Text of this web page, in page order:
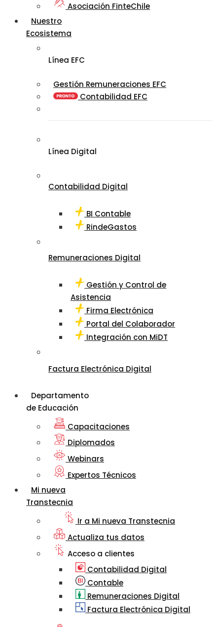
Asociación FinteChile
Nuestro
Ecosistema
Línea EFC
Gestión Remuneraciones EFC
Contabilidad EFC
Línea Digital
Contabilidad Digital
BI Contable
RindeGastos
Remuneraciones Digital
Gestión y Control de
Asistencia
Firma Electrónica
Portal del Colaborador
Integración con MiDT
Factura Electrónica Digital
Departamento
de Educación
Capacitaciones
Diplomados
Webinars
Expertos Técnicos
Mi nueva
Transtecnia
Ir a Mi nueva Transtecnia
Actualiza tus datos
Acceso a clientes
Contabilidad Digital
Contable
Remuneraciones Digital
Factura Electrónica Digital